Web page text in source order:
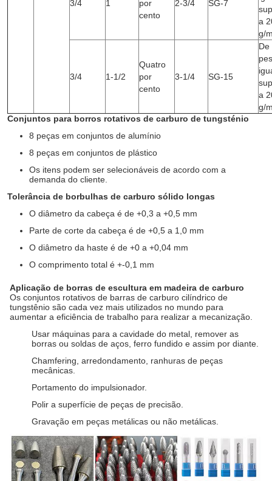
3/4 1
por
cento
2-3/4 SG-7
a
g/
3/4 1-1/2
Quatro
por
cento
3-1/4 SG-15
De
a
g/
Conjuntos para borros rotativos de carburo de tungsténio
8 peças em conjuntos de alumínio
8 peças em conjuntos de plástico
Os itens podem ser selecionáveis de acordo com a
demanda do cliente.
Tolerância de borbulhas de carburo sólido longas
O diâmetro da cabeça é de +0,3 a +0,5 mm
Parte de corte da cabeça é de +0,5 a 1,0 mm
O diâmetro da haste é de +0 a +0,04 mm
O comprimento total é +-0,1 mm
Aplicação de borras de escultura em madeira de carburo
Os conjuntos rotativos de barras de carburo cilíndrico de
tungstênio são cada vez mais utilizados no mundo para
aumentar a eficiência de trabalho para realizar a mecanização.
Usar máquinas para a cavidade do metal, remover as
borras ou soldas de aços, ferro fundido e assim por diante.
Chamfering, arredondamento, ranhuras de peças
mecânicas.
Portamento do impulsionador.
Polir a superfície de peças de precisão.
Gravação em peças metálicas ou não metálicas.